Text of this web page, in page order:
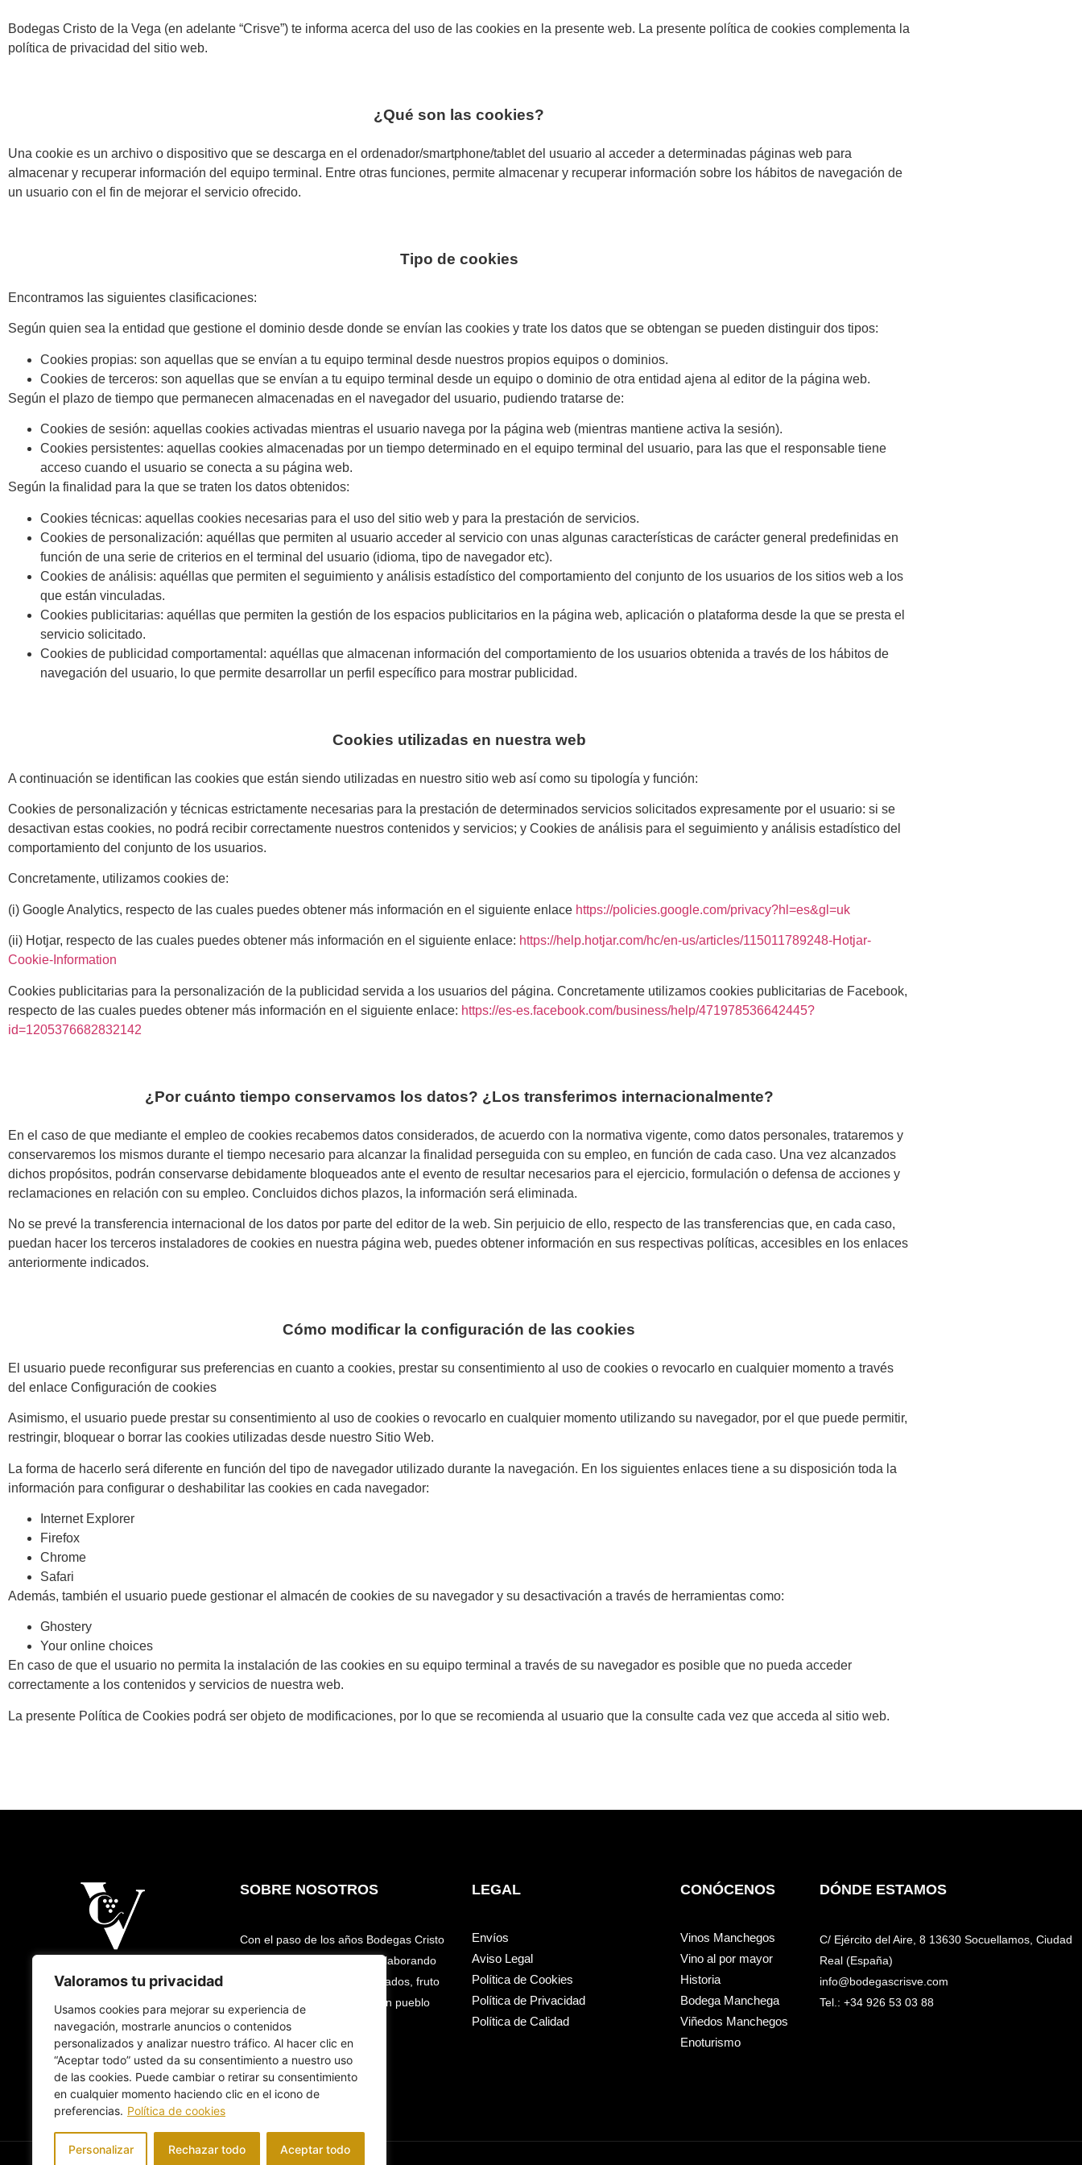
Valoramos tu privacidad
Usamos cookies para mejorar su experiencia de
navegación, mostrarle anuncios o contenidos
personalizados y analizar nuestro tráfico. Al hacer clic en
“Aceptar todo” usted da su consentimiento a nuestro uso
de las cookies. Puede cambiar o retirar su consentimiento
en cualquier momento haciendo clic en el icono de
preferencias. Política de cookies
Personalizar Rechazar todo Aceptar todo
Bodegas Cristo de la Vega (en adelante “Crisve”) te informa acerca del uso de las cookies en la presente web. La presente política de cookies complementa la
política de privacidad del sitio web.
¿Qué son las cookies?
Una cookie es un archivo o dispositivo que se descarga en el ordenador/smartphone/tablet del usuario al acceder a determinadas páginas web para
almacenar y recuperar información del equipo terminal. Entre otras funciones, permite almacenar y recuperar información sobre los hábitos de navegación de
un usuario con el fin de mejorar el servicio ofrecido.
Tipo de cookies
Encontramos las siguientes clasificaciones:
Según quien sea la entidad que gestione el dominio desde donde se envían las cookies y trate los datos que se obtengan se pueden distinguir dos tipos:
Cookies propias: son aquellas que se envían a tu equipo terminal desde nuestros propios equipos o dominios.
Cookies de terceros: son aquellas que se envían a tu equipo terminal desde un equipo o dominio de otra entidad ajena al editor de la página web.
Según el plazo de tiempo que permanecen almacenadas en el navegador del usuario, pudiendo tratarse de:
Cookies de sesión: aquellas cookies activadas mientras el usuario navega por la página web (mientras mantiene activa la sesión).
Cookies persistentes: aquellas cookies almacenadas por un tiempo determinado en el equipo terminal del usuario, para las que el responsable tiene
acceso cuando el usuario se conecta a su página web.
Según la finalidad para la que se traten los datos obtenidos:
Cookies técnicas: aquellas cookies necesarias para el uso del sitio web y para la prestación de servicios.
Cookies de personalización: aquéllas que permiten al usuario acceder al servicio con unas algunas características de carácter general predefinidas en
función de una serie de criterios en el terminal del usuario (idioma, tipo de navegador etc).
Cookies de análisis: aquéllas que permiten el seguimiento y análisis estadístico del comportamiento del conjunto de los usuarios de los sitios web a los
que están vinculadas.
Cookies publicitarias: aquéllas que permiten la gestión de los espacios publicitarios en la página web, aplicación o plataforma desde la que se presta el
servicio solicitado.
Cookies de publicidad comportamental: aquéllas que almacenan información del comportamiento de los usuarios obtenida a través de los hábitos de
navegación del usuario, lo que permite desarrollar un perfil específico para mostrar publicidad.
Cookies utilizadas en nuestra web
A continuación se identifican las cookies que están siendo utilizadas en nuestro sitio web así como su tipología y función:
Cookies de personalización y técnicas estrictamente necesarias para la prestación de determinados servicios solicitados expresamente por el usuario: si se
desactivan estas cookies, no podrá recibir correctamente nuestros contenidos y servicios; y Cookies de análisis para el seguimiento y análisis estadístico del
comportamiento del conjunto de los usuarios.
Concretamente, utilizamos cookies de:
(i) Google Analytics, respecto de las cuales puedes obtener más información en el siguiente enlace https://policies.google.com/privacy?hl=es&gl=uk
(ii) Hotjar, respecto de las cuales puedes obtener más información en el siguiente enlace: https://help.hotjar.com/hc/en-us/articles/115011789248-Hotjar-
Cookie-Information
Cookies publicitarias para la personalización de la publicidad servida a los usuarios del página. Concretamente utilizamos cookies publicitarias de Facebook,
respecto de las cuales puedes obtener más información en el siguiente enlace: https://es-es.facebook.com/business/help/471978536642445?
id=1205376682832142
¿Por cuánto tiempo conservamos los datos? ¿Los transferimos internacionalmente?
En el caso de que mediante el empleo de cookies recabemos datos considerados, de acuerdo con la normativa vigente, como datos personales, trataremos y
conservaremos los mismos durante el tiempo necesario para alcanzar la finalidad perseguida con su empleo, en función de cada caso. Una vez alcanzados
dichos propósitos, podrán conservarse debidamente bloqueados ante el evento de resultar necesarios para el ejercicio, formulación o defensa de acciones y
reclamaciones en relación con su empleo. Concluidos dichos plazos, la información será eliminada.
No se prevé la transferencia internacional de los datos por parte del editor de la web. Sin perjuicio de ello, respecto de las transferencias que, en cada caso,
puedan hacer los terceros instaladores de cookies en nuestra página web, puedes obtener información en sus respectivas políticas, accesibles en los enlaces
anteriormente indicados.
Cómo modificar la configuración de las cookies
El usuario puede reconfigurar sus preferencias en cuanto a cookies, prestar su consentimiento al uso de cookies o revocarlo en cualquier momento a través
del enlace Configuración de cookies
Asimismo, el usuario puede prestar su consentimiento al uso de cookies o revocarlo en cualquier momento utilizando su navegador, por el que puede permitir,
restringir, bloquear o borrar las cookies utilizadas desde nuestro Sitio Web.
La forma de hacerlo será diferente en función del tipo de navegador utilizado durante la navegación. En los siguientes enlaces tiene a su disposición toda la
información para configurar o deshabilitar las cookies en cada navegador:
Internet Explorer
Firefox
Chrome
Safari
Además, también el usuario puede gestionar el almacén de cookies de su navegador y su desactivación a través de herramientas como:
Ghostery
Your online choices
En caso de que el usuario no permita la instalación de las cookies en su equipo terminal a través de su navegador es posible que no pueda acceder
correctamente a los contenidos y servicios de nuestra web.
La presente Política de Cookies podrá ser objeto de modificaciones, por lo que se recomienda al usuario que la consulte cada vez que acceda al sitio web.
SOBRE NOSOTROS
Con el paso de los años Bodegas Cristo
de la Vega fue creciendo y elaborando
caldos cada vez más sofisticados, fruto
de la ilusión y el trabajo de un pueblo
entero.
LEGAL
Envíos
Aviso Legal
Política de Cookies
Política de Privacidad
Política de Calidad
CONÓCENOS
Vinos Manchegos
Vino al por mayor
Historia
Bodega Manchega
Viñedos Manchegos
Enoturismo
DÓNDE ESTAMOS
C/ Ejército del Aire, 8 13630 Socuellamos, Ciudad
Real (España)
info@bodegascrisve.com
Tel.: +34 926 53 03 88